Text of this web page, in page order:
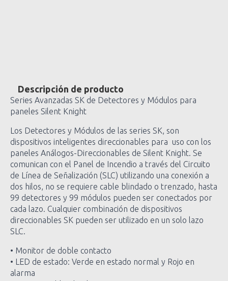
Descripción de producto
Series Avanzadas SK de Detectores y Módulos para
paneles Silent Knight
Los Detectores y Módulos de las series SK, son
dispositivos inteligentes direccionables para uso con los
paneles Análogos-Direccionables de Silent Knight. Se
comunican con el Panel de Incendio a través del Circuito
de Línea de Señalización (SLC) utilizando una conexión a
dos hilos, no se requiere cable blindado o trenzado, hasta
99 detectores y 99 módulos pueden ser conectados por
cada lazo. Cualquier combinación de dispositivos
direccionables SK pueden ser utilizado en un solo lazo
SLC.
• Monitor de doble contacto
• LED de estado: Verde en estado normal y Rojo en
alarma